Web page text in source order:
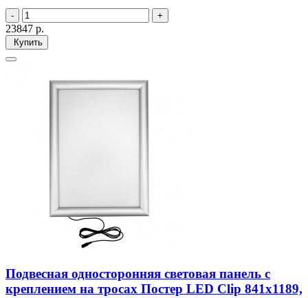
23847 р.
Купить
Подвесная односторонняя световая панель с
креплением на тросах Постер LED Clip 841х1189,